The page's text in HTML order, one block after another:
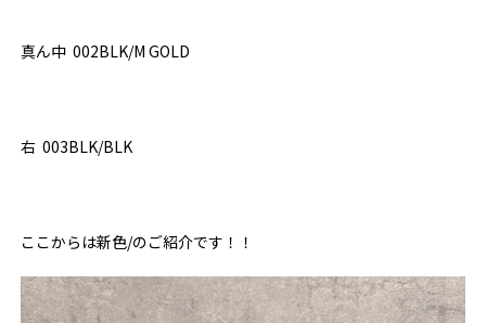
真ん中 002BLK/M GOLD
右 003BLK/BLK
ここからは新色/のご紹介です！！